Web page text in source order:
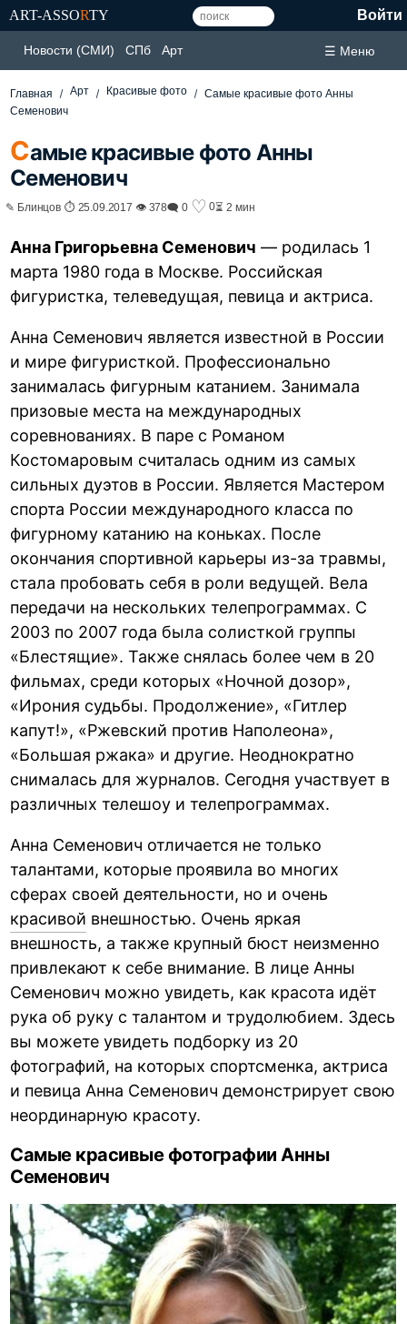
ART-ASSORTY Войти
Новости (СМИ) СПб Арт ☰ Меню
Главная Арт Красивые фото
Самые красивые фото Анны
Семенович
Самые красивые фото Анны
Семенович
✎ Блинцов ⏱ 25.09.2017 👁 378🗨 0 ♡ 0⏳ 2 мин
Анна Григорьевна Семенович — родилась 1
марта 1980 года в Москве. Российская
фигуристка, телеведущая, певица и актриса.
Анна Семенович является известной в России
и мире фигуристкой. Профессионально
занималась фигурным катанием. Занимала
призовые места на международных
соревнованиях. В паре с Романом
Костомаровым считалась одним из самых
сильных дуэтов в России. Является Мастером
спорта России международного класса по
фигурному катанию на коньках. После
окончания спортивной карьеры из-за травмы,
стала пробовать себя в роли ведущей. Вела
передачи на нескольких телепрограммах. С
2003 по 2007 года была солисткой группы
«Блестящие». Также снялась более чем в 20
фильмах, среди которых «Ночной дозор»,
«Ирония судьбы. Продолжение», «Гитлер
капут!», «Ржевский против Наполеона»,
«Большая ржака» и другие. Неоднократно
снималась для журналов. Сегодня участвует в
различных телешоу и телепрограммах.
Анна Семенович отличается не только
талантами, которые проявила во многих
сферах своей деятельности, но и очень
красивой внешностью. Очень яркая
внешность, а также крупный бюст неизменно
привлекают к себе внимание. В лице Анны
Семенович можно увидеть, как красота идёт
рука об руку с талантом и трудолюбием. Здесь
вы можете увидеть подборку из 20
фотографий, на которых спортсменка, актриса
и певица Анна Семенович демонстрирует свою
неординарную красоту.
Самые красивые фотографии Анны
Семенович